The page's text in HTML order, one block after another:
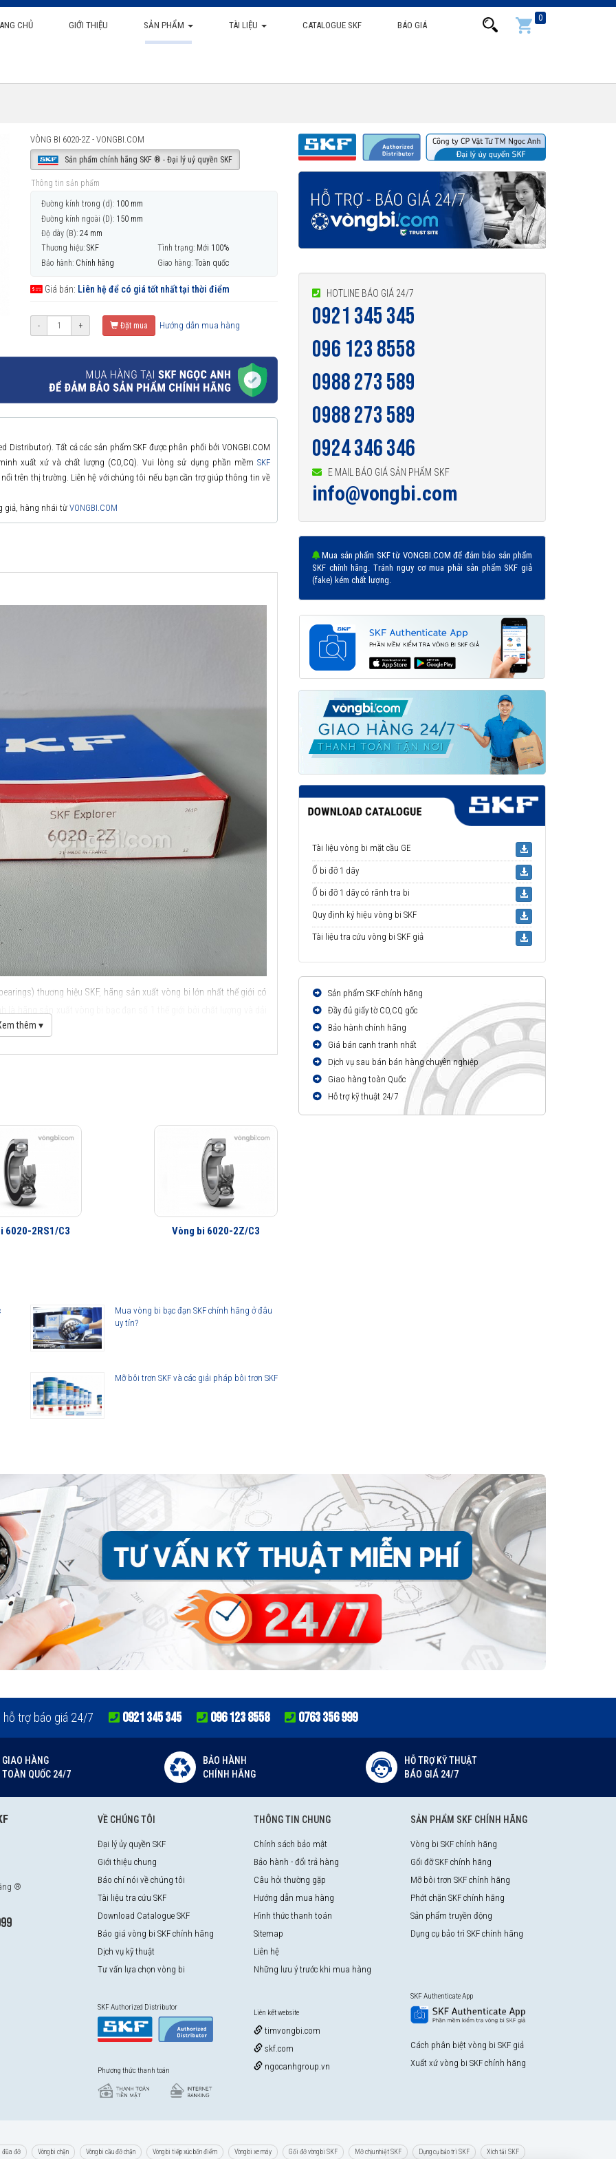
CHỦ GIỚI THIỆU SẢN PHẨM TÀI LIỆU CATALOGUE SKF BÁO GIÁ
0
VÒNG BI 6020-2Z - VONGBI.COM
Sản phẩm chính hãng SKF ® - Đại lý uỷ quyền SKF
Thông tin sản phẩm
Đường kính trong (d): 100 mm
Đường kính ngoài (D): 150 mm
Độ dày (B): 24 mm
Thương hiệu: SKF Tình trạng: Mới 100%
Bảo hành: Chính hãng Giao hàng: Toàn quốc
Giá bán: Liên hệ để có giá tốt nhất tại thời điểm
- + Đặt mua Hướng dẫn mua hàng
Distributor). Tất cả các sản phẩm SKF được phân phối bởi VONGBI.COM
xuất xứ và chất lượng (CO,CQ). Vui lòng sử dụng phần mềm SKF
trên thị trường. Liên hệ với chúng tôi nếu bạn cần trợ giúp thông tin về
giả, hàng nhái từ VONGBI.COM
thương hiệu SKF, hãng sản xuất vòng bi lớn nhất thế giới có
so với các thế hệ vòng bi SKF trước đây, bởi vậy ở cùng tốc độ nhưng
này làm giảm nhu cầu sử dụng mỡ bôi trơn và giảm tiêu hao năng
rất nhiều so với các hãng vòng bi khác trên thị trường, điều này đã
thêm ▾
6020-2RS1/C3 Vòng bi 6020-2Z/C3
Mua vòng bi bạc đạn SKF chính hãng ở đâu
uy tín?
Mỡ bôi trơn SKF và các giải pháp bôi trơn SKF
HOTLINE BÁO GIÁ 24/7
0921 345 345
096 123 8558
0988 273 589
0988 273 589
0924 346 346
E MAIL BÁO GIÁ SẢN PHẨM SKF
info@vongbi.com
Mua sản phẩm SKF từ VONGBI.COM để đảm bảo sản phẩm
SKF chính hãng. Tránh nguy cơ mua phải sản phẩm SKF giả
(fake) kém chất lượng.
Tài liệu vòng bi mặt cầu GE
Ổ bi đỡ 1 dãy
Ổ bi đỡ 1 dãy có rãnh tra bi
Quy định ký hiệu vòng bi SKF
Tài liệu tra cứu vòng bi SKF giả
Sản phẩm SKF chính hãng
Đầy đủ giấy tờ CO,CQ gốc
Bảo hành chính hãng
Giá bán cạnh tranh nhất
Dịch vụ sau bán bán hàng chuyên nghiệp
Giao hàng toàn Quốc
Hỗ trợ kỹ thuật 24/7
hỗ trợ báo giá 24/7 0921 345 345 096 123 8558 0763 356 999
GIAO HÀNG
TOÀN QUỐC 24/7
BẢO HÀNH
CHÍNH HÃNG
HỖ TRỢ KỸ THUẬT
BÁO GIÁ 24/7
®
VỀ CHÚNG TÔI
Đại lý ủy quyền SKF
Giới thiệu chung
Báo chí nói về chúng tôi
Tài liệu tra cứu SKF
Download Catalogue SKF
Báo giá vòng bi SKF chính hãng
Dịch vụ kỹ thuật
Tư vấn lựa chọn vòng bi
SKF Authorized Distributor
Phương thức thanh toán
THÔNG TIN CHUNG
Chính sách bảo mật
Bảo hành - đổi trả hàng
Câu hỏi thường gặp
Hướng dẫn mua hàng
Hình thức thanh toán
Sitemap
Liên hệ
Những lưu ý trước khi mua hàng
Liên kết website
timvongbi.com
skf.com
ngocanhgroup.vn
SẢN PHẨM SKF CHÍNH HÃNG
Vòng bi SKF chính hãng
Gối đỡ SKF chính hãng
Mỡ bôi trơn SKF chính hãng
Phớt chặn SKF chính hãng
Sản phẩm truyền động
Dụng cụ bảo trì SKF chính hãng
SKF Authenticate App
Cách phân biệt vòng bi SKF giả
Xuất xứ vòng bi SKF chính hãng
đũa đỡ Vòng bi chặn Vòng bi cầu đỡ chặn Vòng bi tiếp xúc bốn điểm Vòng bi xe máy Gối đỡ vòng bi SKF Mỡ chịu nhiệt SKF Dụng cụ bảo trì SKF Xích tải SKF